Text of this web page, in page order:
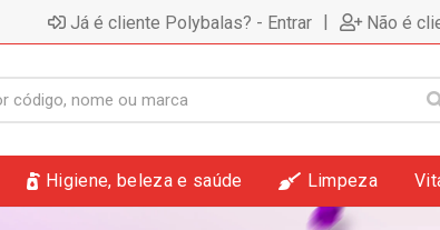
Já é cliente Polybalas? - Entrar | Não é
Higiene, beleza e saúde Limpeza